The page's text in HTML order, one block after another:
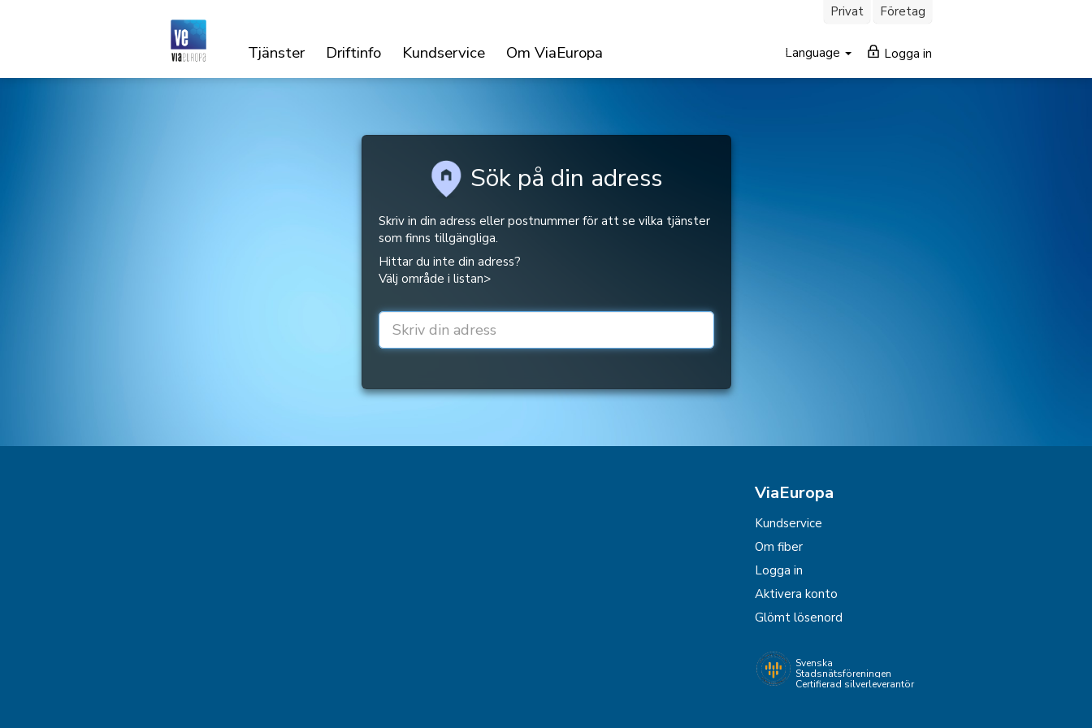
Tjänster Driftinfo Kundservice Om ViaEuropa Language Logga in
Privat Företag
Sök på din adress
Skriv in din adress eller postnummer för att se vilka tjänster
som finns tillgängliga.
Hittar du inte din adress?
Välj område i listan>
ViaEuropa
Kundservice
Om fiber
Logga in
Aktivera konto
Glömt lösenord
Svenska
Stadsnätsföreningen
Certifierad silverleverantör